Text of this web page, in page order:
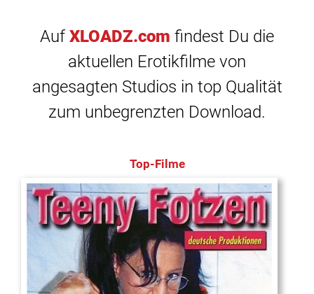
Auf XLOADZ.com findest Du die
aktuellen Erotikfilme von
angesagten Studios in top Qualität
zum unbegrenzten Download.
Top-Filme